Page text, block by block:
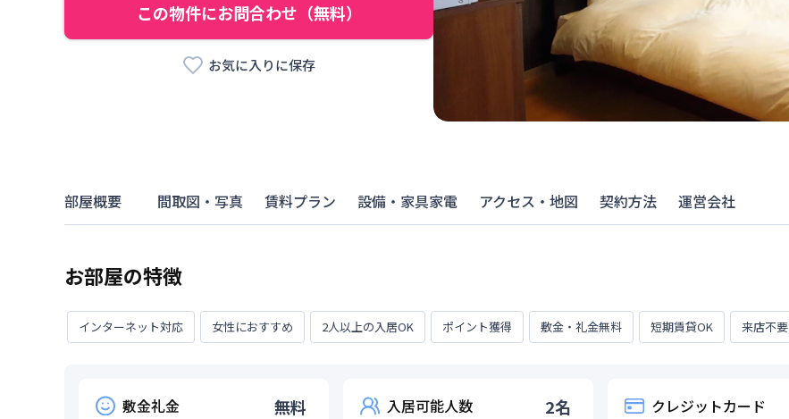
この物件にお問合わせ（無料）
お気に入りに保存
部屋概要 間取図・写真 賃料プラン 設備・家具家電 アクセス・地図 契約方法 運営会社
お部屋の特徴
インターネット対応 女性におすすめ 2人以上の入居OK ポイント獲得 敷金・礼金無料 短期賃貸OK 来店不要
敷金礼金 無料 入居可能人数 2名 クレジットカード